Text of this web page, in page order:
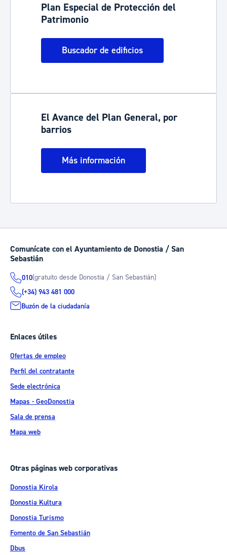
Plan Especial de Protección del
Patrimonio
Buscador de edificios
El Avance del Plan General, por
barrios
Más información
Comunícate con el Ayuntamiento de Donostia / San
Sebastián
010(gratuito desde Donostia / San Sebastián)
(+34) 943 481 000
Buzón de la ciudadanía
Enlaces útiles
Ofertas de empleo
Perfil del contratante
Sede electrónica
Mapas - GeoDonostia
Sala de prensa
Mapa web
Otras páginas web corporativas
Donostia Kirola
Donostia Kultura
Donostia Turismo
Fomento de San Sebastián
Dbus